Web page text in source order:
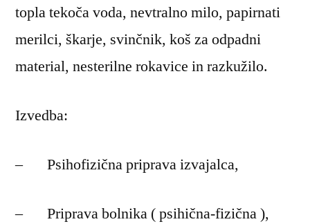
topla tekoča voda, nevtralno milo, papirnati
merilci, škarje, svinčnik, koš za odpadni
material, nesterilne rokavice in razkužilo.
Izvedba:
– Psihofizična priprava izvajalca,
– Priprava bolnika ( psihična-fizična ),